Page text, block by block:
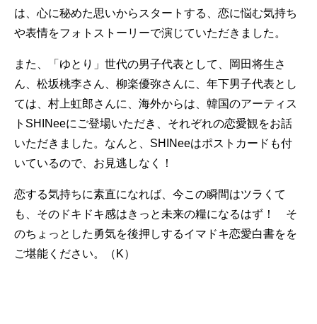
は、心に秘めた思いからスタートする、恋に悩む気持ち
や表情をフォトストーリーで演じていただきました。
また、「ゆとり」世代の男子代表として、岡田将生さ
ん、松坂桃李さん、柳楽優弥さんに、年下男子代表とし
ては、村上虹郎さんに、海外からは、韓国のアーティス
トSHINeeにご登場いただき、それぞれの恋愛観をお話
いただきました。なんと、SHINeeはポストカードも付
いているので、お見逃しなく！
恋する気持ちに素直になれば、今この瞬間はツラくて
も、そのドキドキ感はきっと未来の糧になるはず！ そ
のちょっとした勇気を後押しするイマドキ恋愛白書をを
ご堪能ください。（K）